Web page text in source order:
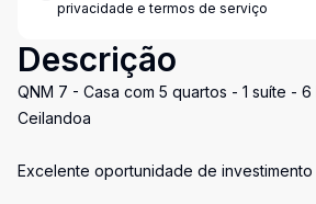
privacidade e termos de serviço
Descrição
QNM 7 - Casa com 5 quartos - 1 suíte -
Ceilandoa
Excelente oportunidade de investimento